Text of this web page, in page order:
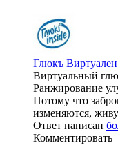
Глюкъ Виртуален
Виртуальный
Ранжирование
Потому что
изменяются,
Ответ написан
Комментировать